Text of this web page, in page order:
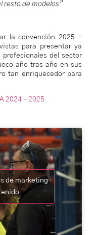
resto de modelos”
la convención 2025 –
para presentar ya
del sector
año tras año en sus
tan enriquecedor para
2024 – 2025
de marketing